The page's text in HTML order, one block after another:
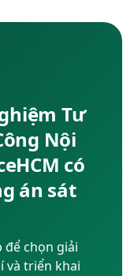
Tư
Nội
có
án sát
để chọn giải
và triển khai